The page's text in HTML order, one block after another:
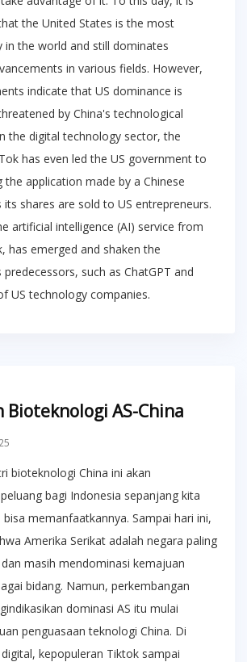
the United States is the most
in the world and still dominates
in various fields. However,
indicate that US dominance is
by China's technological
the digital technology sector, the
has even led the US government to
the application made by a Chinese
shares are sold to US entrepreneurs.
artificial intelligence (AI) service from
has emerged and shaken the
such as ChatGPT and
US technology companies.
Bioteknologi AS-China
bioteknologi China ini akan
bagi Indonesia sepanjang kita
memanfaatkannya. Sampai hari ini,
Amerika Serikat adalah negara paling
masih mendominasi kemajuan
bidang. Namun, perkembangan
dominasi AS itu mulai
penguasaan teknologi China. Di
kepopuleran Tiktok sampai